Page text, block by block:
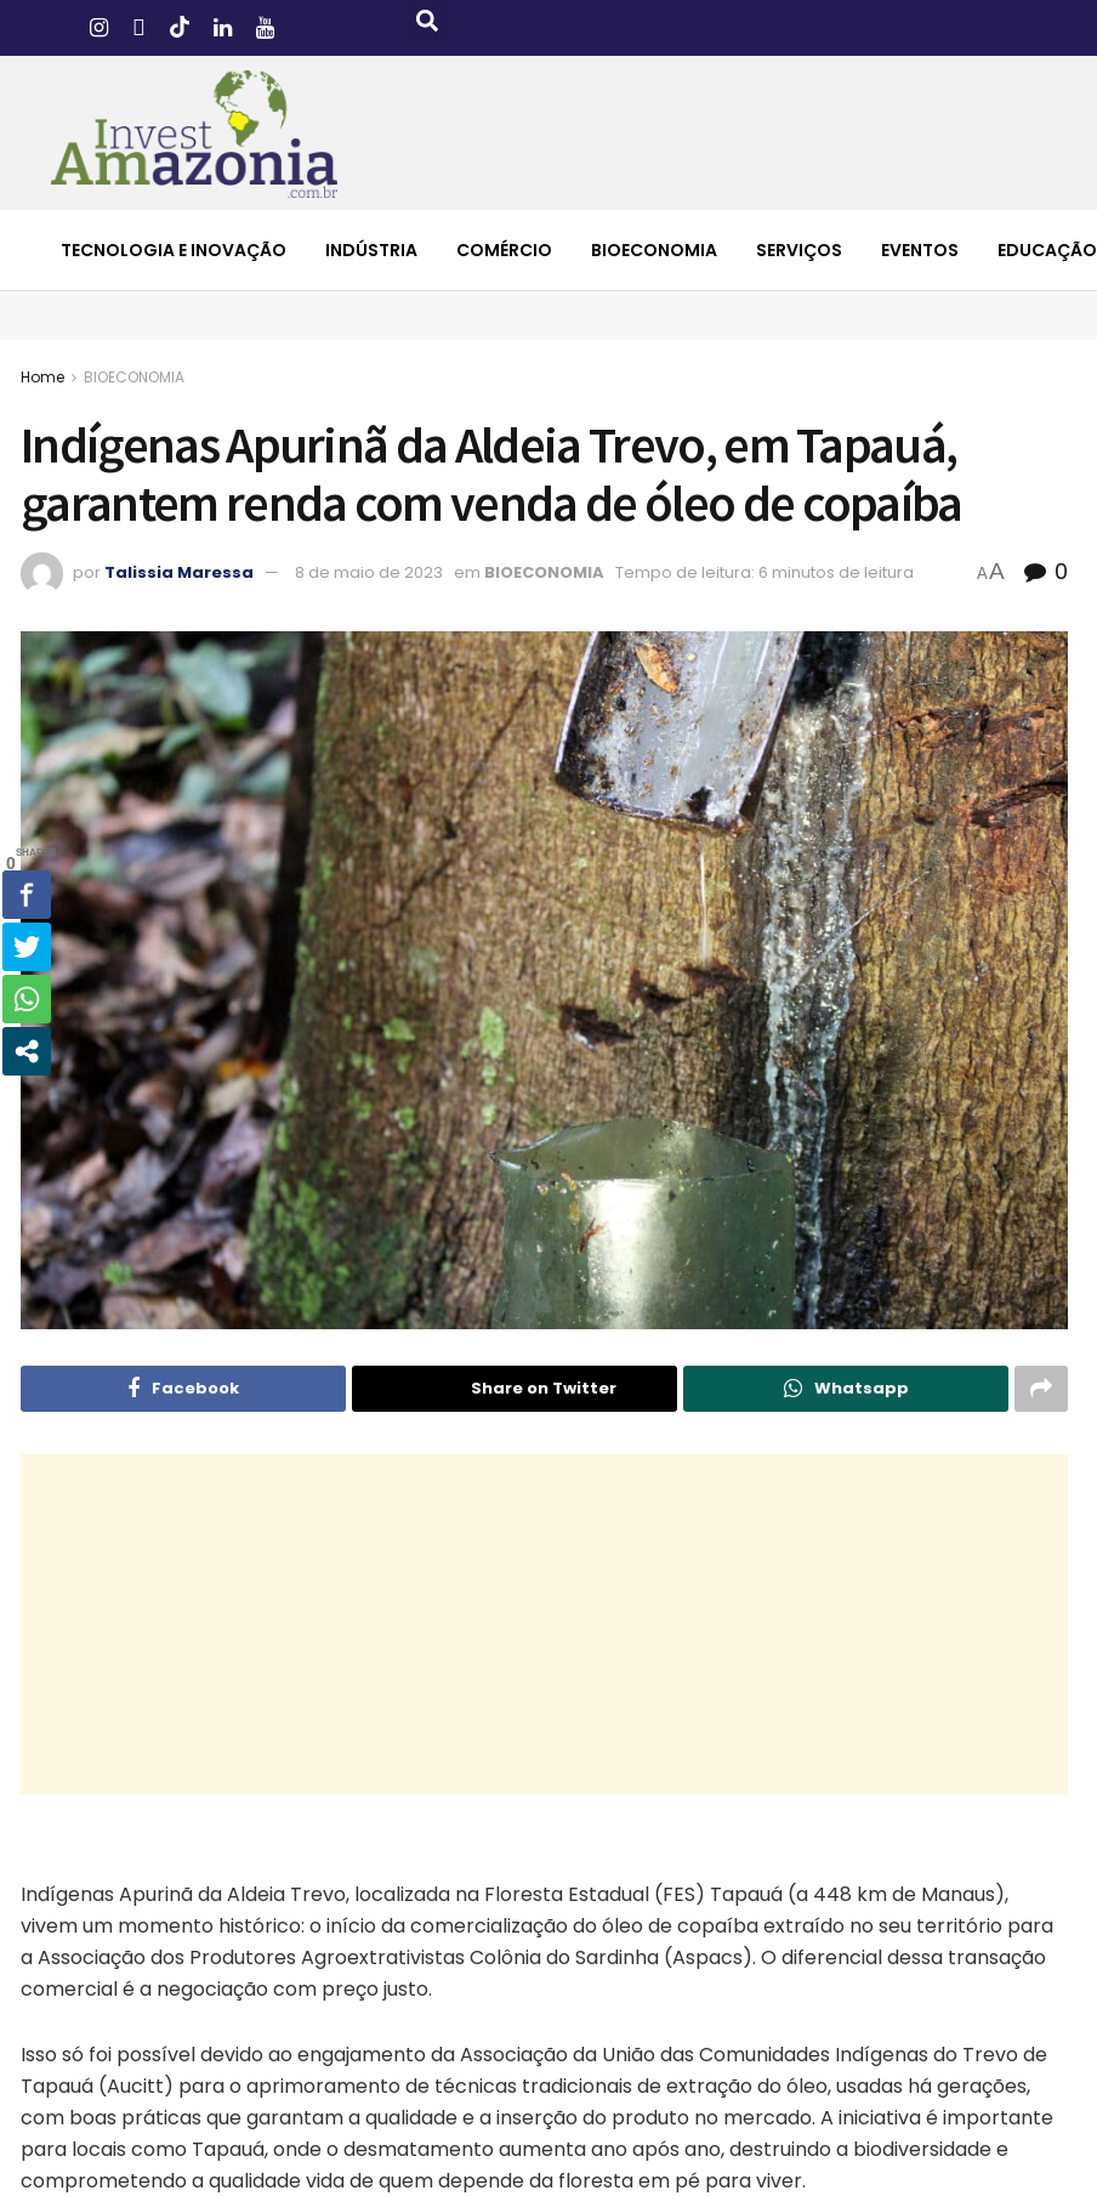
TECNOLOGIA E INOVAÇÃO INDÚSTRIA COMÉRCIO BIOECONOMIA SERVIÇOS EVENTOS EDUCAÇÃO
Home BIOECONOMIA
Indígenas Apurinã da Aldeia Trevo, em Tapauá,
garantem renda com venda de óleo de copaíba
por Talissia Maressa 8 de maio de 2023 em BIOECONOMIA Tempo de leitura: 6 minutos de leitura AA 0
Facebook Share on Twitter Whatsapp
Indígenas Apurinã da Aldeia Trevo, localizada na Floresta Estadual (FES) Tapauá (a 448 km de Manaus),
vivem um momento histórico: o início da comercialização do óleo de copaíba extraído no seu território para
a Associação dos Produtores Agroextrativistas Colônia do Sardinha (Aspacs). O diferencial dessa transação
comercial é a negociação com preço justo.
Isso só foi possível devido ao engajamento da Associação da União das Comunidades Indígenas do Trevo de
Tapauá (Aucitt) para o aprimoramento de técnicas tradicionais de extração do óleo, usadas há gerações,
com boas práticas que garantam a qualidade e a inserção do produto no mercado. A iniciativa é importante
para locais como Tapauá, onde o desmatamento aumenta ano após ano, destruindo a biodiversidade e
comprometendo a qualidade vida de quem depende da floresta em pé para viver.
0
SHARES